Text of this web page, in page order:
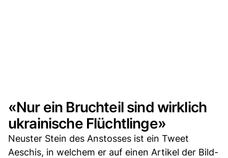
«Nur ein Bruchteil sind wirklich
ukrainische Flüchtlinge»
Neuster Stein des Anstosses ist ein Tweet
Aeschis, in welchem er auf einen Artikel der Bild-